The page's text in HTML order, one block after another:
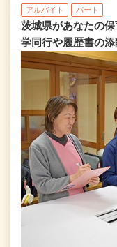
アルバイト パート
茨城県があなたの
学同行や履歴書の添